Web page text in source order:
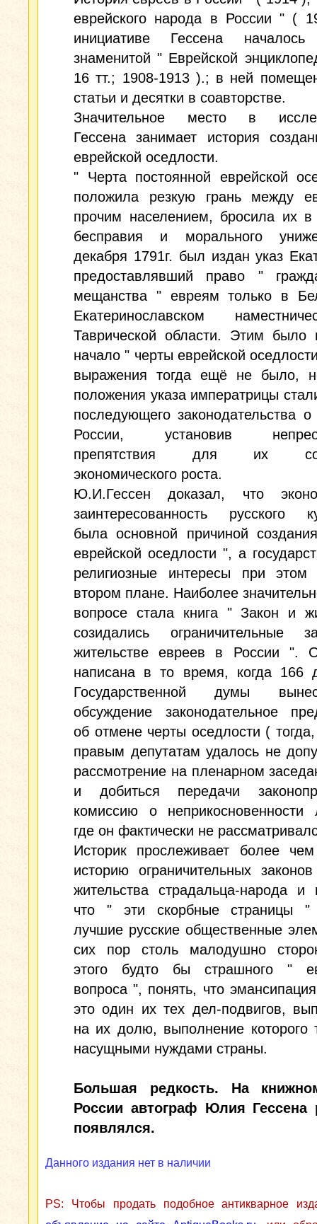
еврейского народа в России " (
инициативе Гессена началось
знаменитой " Еврейской
16 тт.; 1908-1913 ).; в ней
статьи и десятки в соавторстве.
Значительное место в
Гессена занимает история
еврейской оседлости.
" Черта постоянной еврейской
положила резкую грань между
прочим населением, бросила их в
бесправия и морального
декабря 1791г. был издан указ
предоставлявший право "
мещанства " евреям только в
Екатеринославском
Таврической области. Этим было
начало " черты еврейской
выражения тогда ещё не было,
положения указа императрицы
последующего законодательства
России, установив
препятствия для их
экономического роста.
Ю.И.Гессен доказал, что
заинтересованность русского
была основной причиной
еврейской оседлости ", а
религиозные интересы при
втором плане. Наиболее
вопросе стала книга " Закон и
созидались ограничительные
жительстве евреев в России ".
написана в то время, когда 166
Государственной думы
обсуждение законодательное
об отмене черты оседлости (
правым депутатам удалось не
рассмотрение на пленарном
и добиться передачи
комиссию о неприкосновенности
где он фактически не
Историк прослеживает более
историю ограничительных
жительства страдальца-народа и
что " эти скорбные страницы "
лучшие русские общественные
сих пор столь малодушно
этого будто бы страшного "
вопроса ", понять, что
это один их тех дел-подвигов,
на их долю, выполнение которого
насущными нуждами страны.
Большая редкость. На
России автограф Юлия Гессена
появлялся.
Данного издания нет в наличии
PS: Чтобы продать подобное антикварное